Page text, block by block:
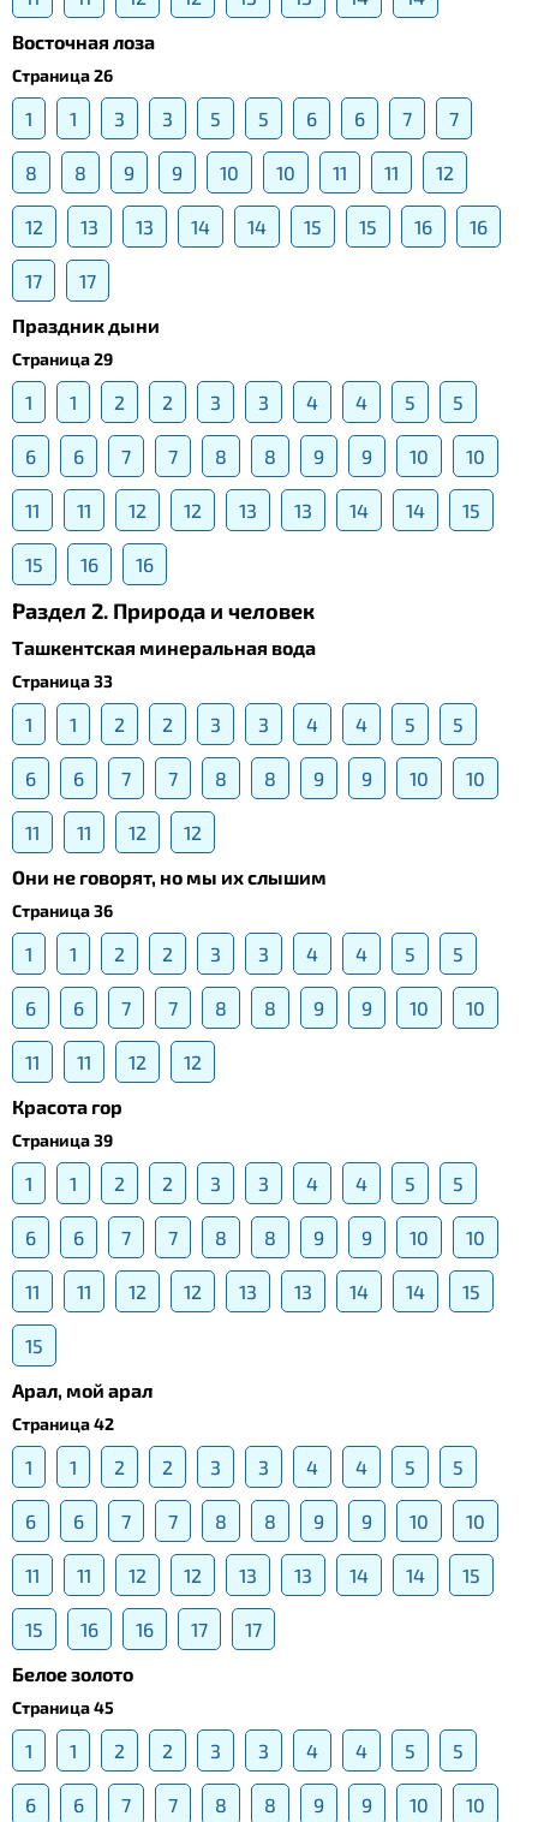
Восточная лоза
Страница 26
1 1 3 3 5 5 6 6 7 7
8 8 9 9 10 10 11 11 12
12 13 13 14 14 15 15 16 16
17
17
Праздник дыни
Страница 29
1 1 2 2 3 3 4 4 5 5
6 6 7 7 8 8 9 9 10 10
11 11 12 12 13 13 14 14 15
15 16 16
Раздел 2. Природа и человек
Ташкентская минеральная вода
Страница 33
1 1 2 2 3 3 4 4 5 5
6 6 7 7 8 8 9 9 10 10
11 11 12
12
Они не говорят, но мы их слышим
Страница 36
1 1 2 2 3 3 4 4 5 5
6 6 7 7 8 8 9 9 10 10
11 11 12
12
Красота гор
Страница 39
1 1 2 2 3 3 4 4 5 5
6 6 7 7 8 8 9 9 10 10
11 11 12 12 13 13 14 14 15
15
Арал, мой арал
Страница 42
1 1 2 2 3 3 4 4 5 5
6 6 7 7 8 8 9 9 10 10
11 11 12 12 13 13 14 14 15
15 16 16 17
17
Белое золото
Страница 45
1 1 2 2 3 3 4 4 5 5
6 6 7 7 8 8 9 9 10 10